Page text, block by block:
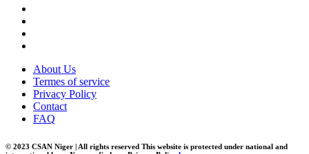
About Us
Termes of service
Privacy Policy
Contact
FAQ
© 2023 CSAN Niger | All rights reserved This website is protected under national and